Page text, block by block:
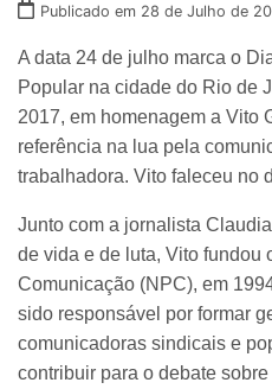
Publicado em 28 de Julho de
A data 24 de julho marca o
Popular na cidade do Rio de
2017, em homenagem a Vito
referência na lua pela
trabalhadora. Vito faleceu no
Junto com a jornalista
de vida e de luta, Vito fundou
Comunicação (NPC), em
sido responsável por formar
comunicadoras sindicais e
contribuir para o debate